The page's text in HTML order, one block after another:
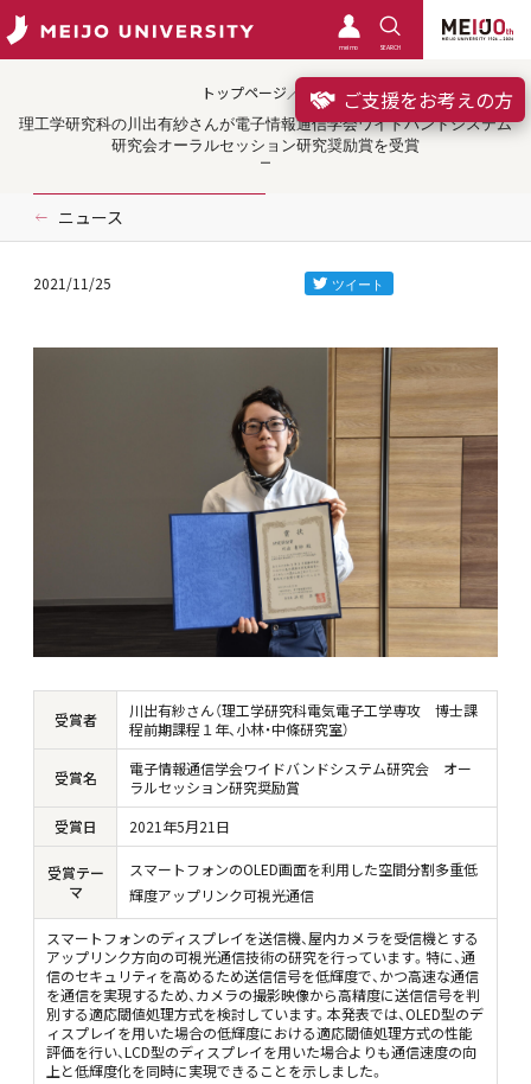
meimo SEARCH
ご支援をお考えの方
トップページ／受賞
理工学研究科の川出有紗さんが電子情報通信学会ワイドバンドシステム
研究会オーラルセッション研究奨励賞を受賞
ニュース
2021/11/25
受賞者
川出有紗さん（理工学研究科電気電子工学専攻 博士課
程前期課程１年、小林・中條研究室）
受賞名
電子情報通信学会ワイドバンドシステム研究会 オー
ラルセッション研究奨励賞
受賞日
2021年5月21日
受賞テー
マ
スマートフォンのOLED画面を利用した空間分割多重低
輝度アップリンク可視光通信
スマートフォンのディスプレイを送信機、屋内カメラを受信機とする
アップリンク方向の可視光通信技術の研究を行っています。特に、通
信のセキュリティを高めるため送信信号を低輝度で、かつ高速な通信
を通信を実現するため、カメラの撮影映像から高精度に送信信号を判
別する適応閾値処理方式を検討しています。本発表では、OLED型のデ
ィスプレイを用いた場合の低輝度における適応閾値処理方式の性能
評価を行い、LCD型のディスプレイを用いた場合よりも通信速度の向
上と低輝度化を同時に実現できることを示しました。